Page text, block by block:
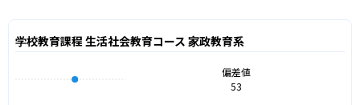
学校教育課程 生活社会教育コース 家政教育系
偏差値
53